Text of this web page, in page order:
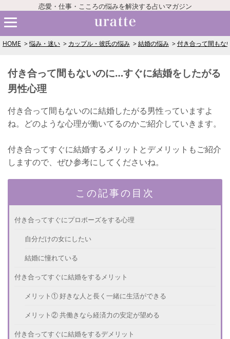
恋愛・仕事・こころの悩みを解決する占いマガジン
HOME 悩み・迷い カップル・彼氏の悩み 結婚の悩み 付き合って間もな
付き合って間もないのに…すぐに結婚をしたがる
男性心理
付き合って間もないのに結婚したがる男性っていますよ
ね。どのような心理が働いてるのかご紹介していきます。
付き合ってすぐに結婚するメリットとデメリットもご紹介
しますので、ぜひ参考にしてくださいね。
この記事の目次
付き合ってすぐにプロポーズをする心理
自分だけの女にしたい
結婚に憧れている
付き合ってすぐに結婚をするメリット
メリット① 好きな人と長く一緒に生活ができる
メリット② 共働きなら経済力の安定が望める
付き合ってすぐに結婚をするデメリット